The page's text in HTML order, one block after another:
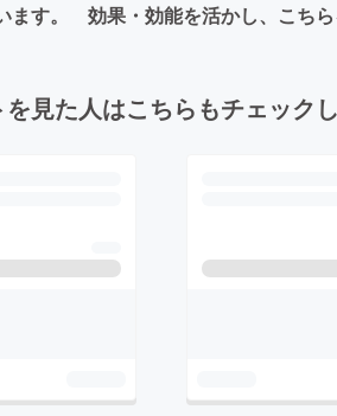
ます。 効果・効能を活かし、こち
見た人はこちらもチェック